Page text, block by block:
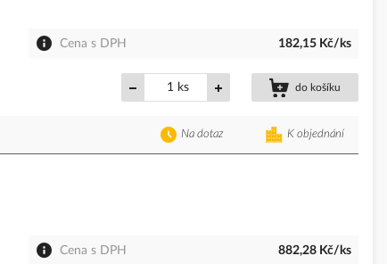
Cena s DPH 182,15 Kč/ks
ks do košíku
K objednání
Na dotaz
Cena s DPH 882,28 Kč/ks